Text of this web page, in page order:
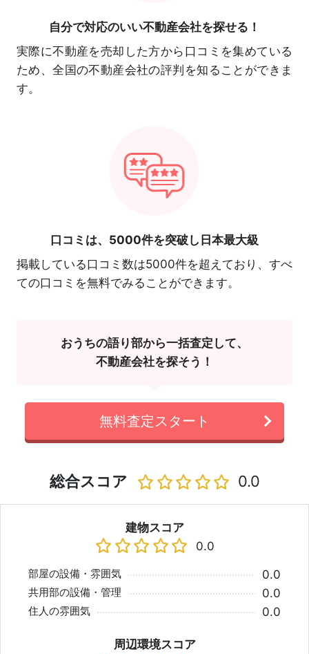
自分で対応のいい不動産会社を探せる！
実際に不動産を売却した方から口コミを集めている
ため、全国の不動産会社の評判を知ることができま
す。
口コミは、 5000件を突破し日本最大級
掲載している口コミ数は5000件を超えており、すべ
ての口コミを無料でみることができます。
おうちの語り部から一括査定して、
不動産会社を探そう！
無料査定スタート
総合スコア 0.0
建物スコア
0.0
部屋の設備・雰囲気 0.0
共用部の設備・管理 0.0
住人の雰囲気 0.0
周辺環境スコア